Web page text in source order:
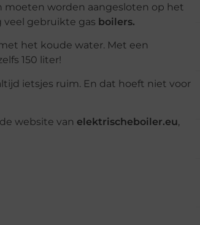
worden aangesloten op het
gebruikte gas boilers.
het koude water. Met een
150 liter!
ietsjes ruim. En dat hoeft niet voor
website van elektrischeboiler.eu,